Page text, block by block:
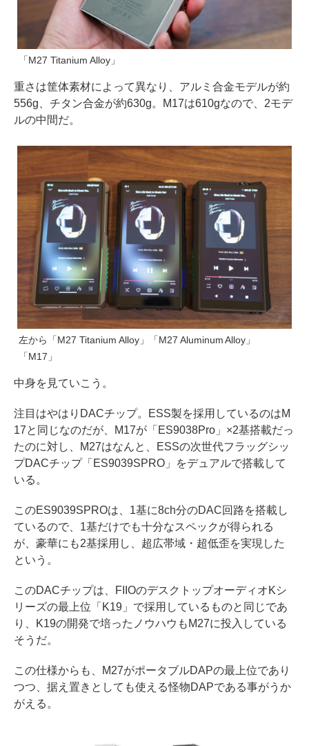
「M27 Titanium Alloy」
重さは筐体素材によって異なり、アルミ合金モデルが約
556g、チタン合金が約630g。M17は610gなので、2モデ
ルの中間だ。
左から「M27 Titanium Alloy」「M27 Aluminum Alloy」
「M17」
中身を見ていこう。
注目はやはりDACチップ。ESS製を採用しているのはM
17と同じなのだが、M17が「ES9038Pro」×2基搭載だっ
たのに対し、M27はなんと、ESSの次世代フラッグシッ
プDACチップ「ES9039SPRO」をデュアルで搭載して
いる。
このES9039SPROは、1基に8ch分のDAC回路を搭載し
ているので、1基だけでも十分なスペックが得られる
が、豪華にも2基採用し、超広帯域・超低歪を実現した
という。
このDACチップは、FIIOのデスクトップオーディオKシ
リーズの最上位「K19」で採用しているものと同じであ
り、K19の開発で培ったノウハウもM27に投入している
そうだ。
この仕様からも、M27がポータブルDAPの最上位であり
つつ、据え置きとしても使える怪物DAPである事がうか
がえる。